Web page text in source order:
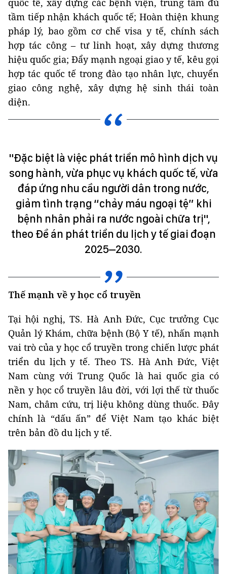
tầm tiếp nhận khách quốc tế; Hoàn thiện khung
pháp lý, bao gồm cơ chế visa y tế, chính sách
hợp tác công – tư linh hoạt, xây dựng thương
hiệu quốc gia; Đẩy mạnh ngoại giao y tế, kêu gọi
hợp tác quốc tế trong đào tạo nhân lực, chuyển
giao công nghệ, xây dựng hệ sinh thái toàn
diện.
"Đặc biệt là việc phát triển mô hình dịch vụ
song hành, vừa phục vụ khách quốc tế, vừa
đáp ứng nhu cầu người dân trong nước,
giảm tình trạng “chảy máu ngoại tệ” khi
bệnh nhân phải ra nước ngoài chữa trị",
theo Đề án phát triển du lịch y tế giai đoạn
2025–2030.
Thế mạnh về y học cổ truyền
Tại hội nghị, TS. Hà Anh Đức, Cục trưởng Cục
Quản lý Khám, chữa bệnh (Bộ Y tế), nhấn mạnh
vai trò của y học cổ truyền trong chiến lược phát
triển du lịch y tế. Theo TS. Hà Anh Đức, Việt
Nam cùng với Trung Quốc là hai quốc gia có
nền y học cổ truyền lâu đời, với lợi thế từ thuốc
Nam, châm cứu, trị liệu không dùng thuốc. Đây
chính là “dấu ấn” để Việt Nam tạo khác biệt
trên bản đồ du lịch y tế.